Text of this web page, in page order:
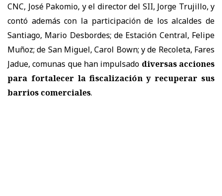
CNC, José Pakomio, y el director del SII, Jorge Trujillo, y
contó además con la participación de los alcaldes de
Santiago, Mario Desbordes; de Estación Central, Felipe
Muñoz; de San Miguel, Carol Bown; y de Recoleta, Fares
Jadue, comunas que han impulsado diversas acciones
para fortalecer la fiscalización y recuperar sus
barrios comerciales.